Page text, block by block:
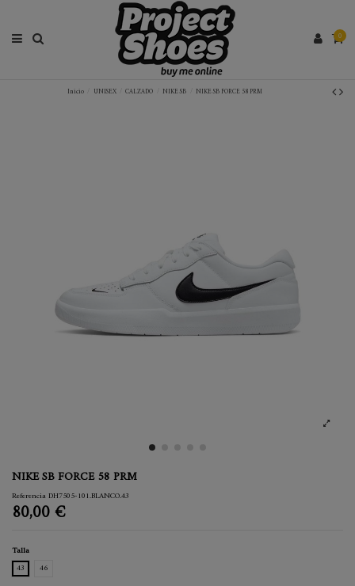
0
Inicio UNISEX CALZADO NIKE SB NIKE SB FORCE 58 PRM
NIKE SB FORCE 58 PRM
ReferenciaDH7505-101.BLANCO.43
80,00 €
Talla
43
46